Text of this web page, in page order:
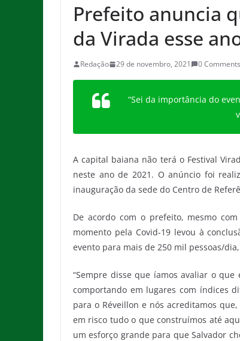
Prefeito anuncia
da Virada esse
Redação 29 de novembro, 2021 0 Comments
“Sei da importância do
A capital baiana não terá o Festival
neste ano de 2021. O anúncio foi
inauguração da sede do Centro de
De acordo com o prefeito, mesmo
momento pela Covid-19 levou à
evento para mais de 250 mil pessoas/
“Sempre disse que íamos avaliar o
comportando em lugares com índices
para o Réveillon e nós acreditamos
em risco tudo o que construímos até
um esforço grande para que Salvador